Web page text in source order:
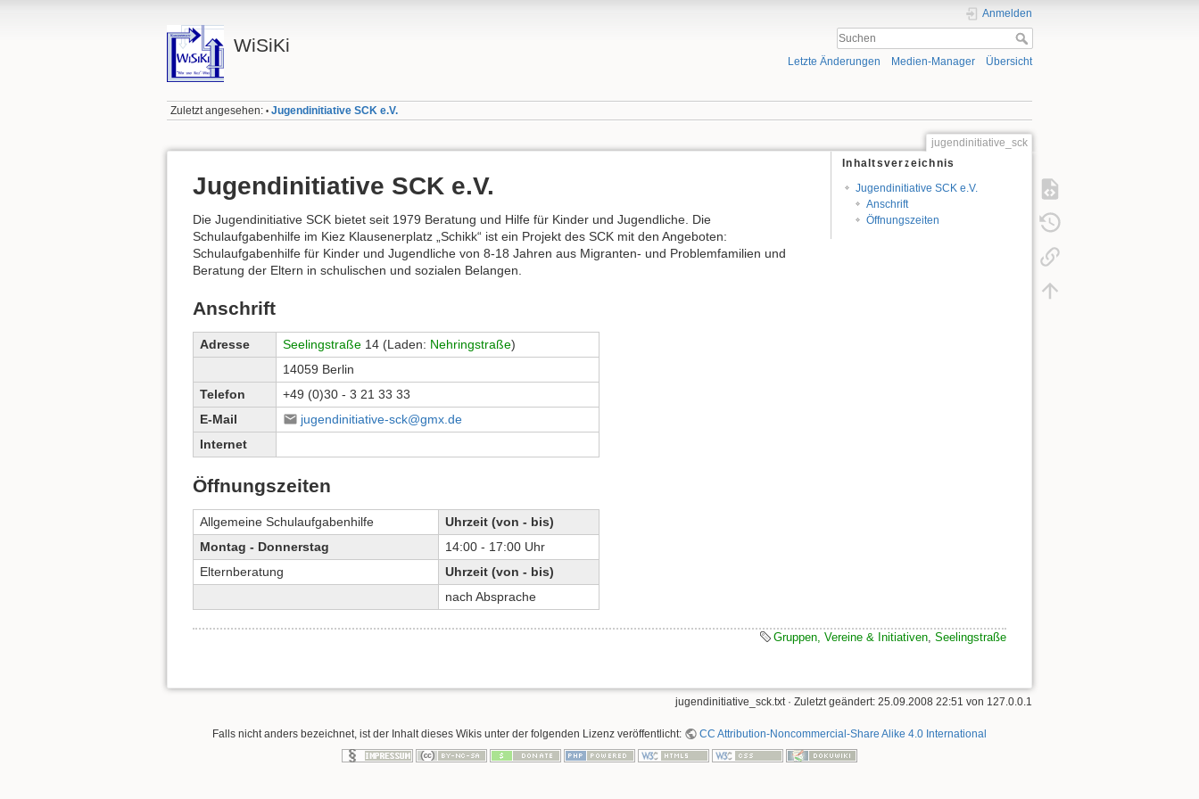
WiSiKi
Anmelden
Letzte Änderungen Medien-Manager Übersicht
Zuletzt angesehen: • Jugendinitiative SCK e.V.
jugendinitiative_sck
Inhaltsverzeichnis
Jugendinitiative SCK e.V.
Anschrift
Öffnungszeiten
Jugendinitiative SCK e.V.
Die Jugendinitiative SCK bietet seit 1979 Beratung und Hilfe für Kinder und Jugendliche. Die
Schulaufgabenhilfe im Kiez Klausenerplatz „Schikk“ ist ein Projekt des SCK mit den Angeboten:
Schulaufgabenhilfe für Kinder und Jugendliche von 8-18 Jahren aus Migranten- und Problemfamilien und
Beratung der Eltern in schulischen und sozialen Belangen.
Anschrift
Adresse Seelingstraße 14 (Laden: Nehringstraße)
14059 Berlin
Telefon
+49 (0)30 - 3 21 33 33
E-Mail
jugendinitiative-sck@gmx.de
Internet
Öffnungszeiten
Allgemeine Schulaufgabenhilfe
Uhrzeit (von - bis)
Montag - Donnerstag
14:00 - 17:00 Uhr
Elternberatung
Uhrzeit (von - bis)
nach Absprache
Gruppen, Vereine & Initiativen Seelingstraße
jugendinitiative_sck.txt · Zuletzt geändert: 25.09.2008 22:51 von 127.0.0.1
Falls nicht anders bezeichnet, ist der Inhalt dieses Wikis unter der folgenden Lizenz veröffentlicht: CC Attribution-Noncommercial-Share Alike 4.0 International